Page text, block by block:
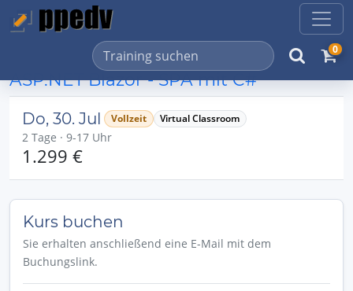
0
ASP.NET Blazor - SPA mit C#
Do, 30. Jul Vollzeit Virtual Classroom
2 Tage · 9-17 Uhr
1.299 €
Kurs buchen
Sie erhalten anschließend eine E-Mail mit dem
Buchungslink.